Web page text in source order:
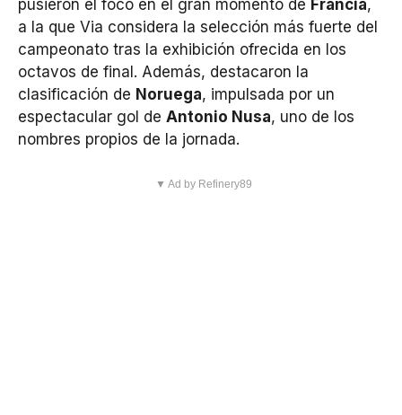
pusieron el foco en el gran momento de Francia,
a la que Via considera la selección más fuerte del
campeonato tras la exhibición ofrecida en los
octavos de final. Además, destacaron la
clasificación de Noruega, impulsada por un
espectacular gol de Antonio Nusa, uno de los
nombres propios de la jornada.
▼ Ad by Refinery89